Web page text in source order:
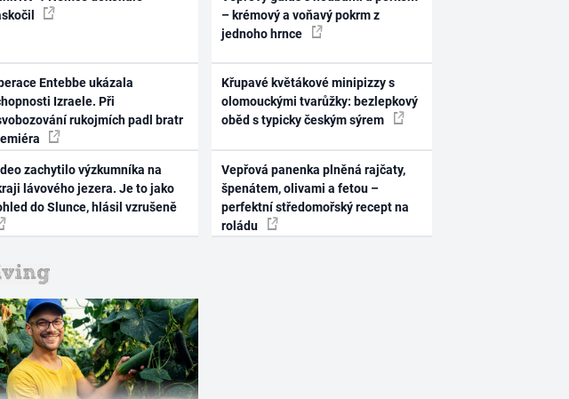
Entebbe ukázala
Izraele. Při
rukojmích padl bratr
zachytilo výzkumníka na
lávového jezera. Je to jako
do Slunce, hlásil vzrušeně
– krémový a voňavý pokrm z
jednoho hrnce
Křupavé květákové minipizzy s
olomouckými tvarůžky: bezlepkový
oběd s typicky českým sýrem
Vepřová panenka plněná rajčaty,
špenátem, olivami a fetou –
perfektní středomořský recept na
roládu